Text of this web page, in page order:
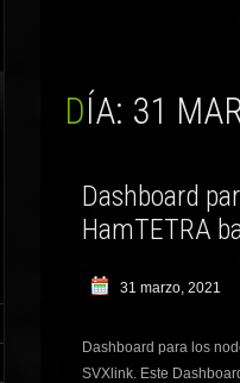
DÍA: 31
Dashboard
HamTETRA
31 marzo, 2021
Dashboard para los
SVXlink. Este